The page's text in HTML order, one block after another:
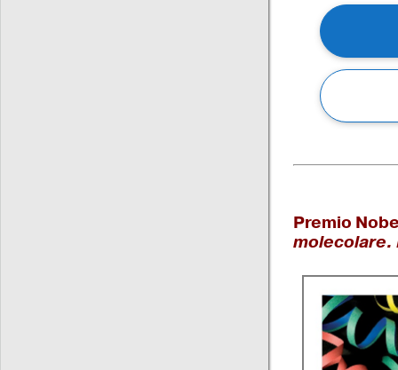
Premio
molecolare.